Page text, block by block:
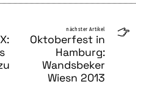
nächster Artikel
Oktoberfest in
Hamburg:
Wandsbeker
Wiesn 2013